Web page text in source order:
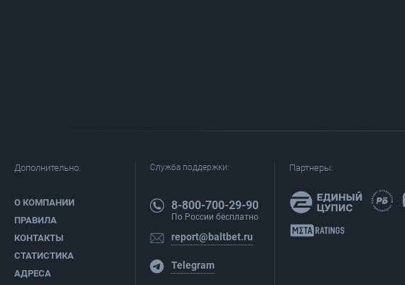
Дополнительно:
О КОМПАНИИ
ПРАВИЛА
КОНТАКТЫ
СТАТИСТИКА
АДРЕСА
Служба поддержки:
8-800-700-29-90
По России бесплатно
report@baltbet.ru
Telegram
Партнеры: